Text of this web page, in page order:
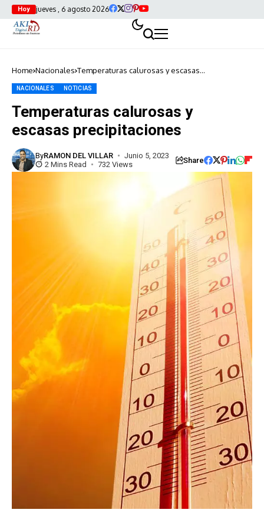
Hoy jueves , 6 agosto 2026
Home Nacionales Temperaturas calurosas y escasas
NACIONALES NOTICIAS
Temperaturas calurosas y
escasas precipitaciones
ByRAMON DEL VILLAR
Junio 5, 2023
2 Mins Read
732 Views Share